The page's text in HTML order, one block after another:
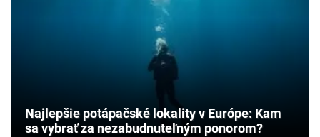
Najlepšie potápačské lokality v Európe: Kam
sa vybrať za nezabudnuteľným ponorom?